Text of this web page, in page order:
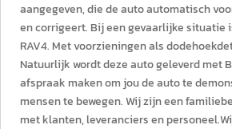
aangegeven, die de auto automatisch
en corrigeert. Bij een gevaarlijke situatie
RAV4. Met voorzieningen als
Natuurlijk wordt deze auto geleverd met
afspraak maken om jou de auto te
mensen te bewegen. Wij zijn een
met klanten, leveranciers en